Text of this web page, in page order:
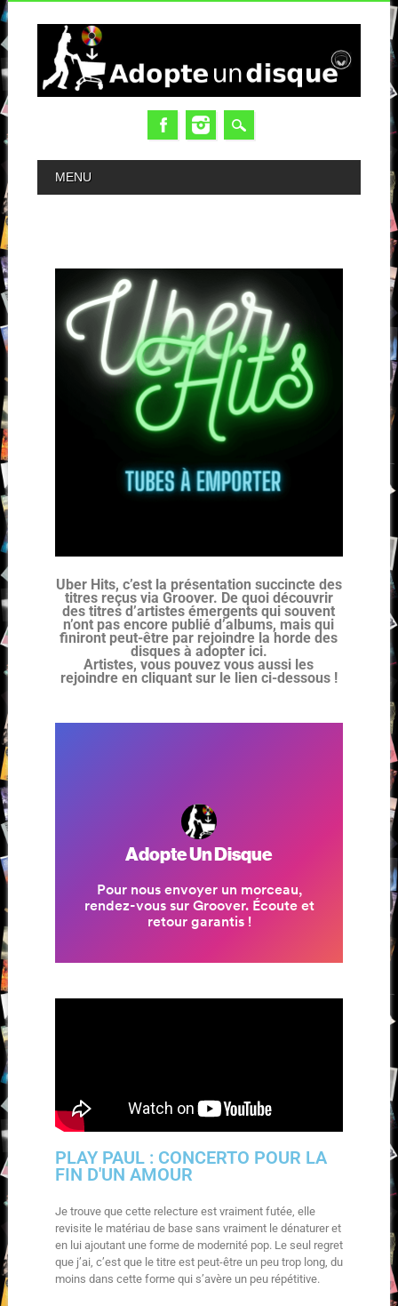
MAIN MENU
MENU
Uber Hits, c’est la présentation succincte des
titres reçus via Groover. De quoi découvrir
des titres d’artistes émergents qui souvent
n’ont pas encore publié d’albums, mais qui
finiront peut-être par rejoindre la horde des
disques à adopter ici.
Artistes, vous pouvez vous aussi les
rejoindre en cliquant sur le lien ci-dessous !
PLAY PAUL : CONCERTO POUR LA
FIN D'UN AMOUR
Je trouve que cette relecture est vraiment futée, elle
revisite le matériau de base sans vraiment le dénaturer et
en lui ajoutant une forme de modernité pop. Le seul regret
que j’ai, c’est que le titre est peut-être un peu trop long, du
moins dans cette forme qui s’avère un peu répétitive.